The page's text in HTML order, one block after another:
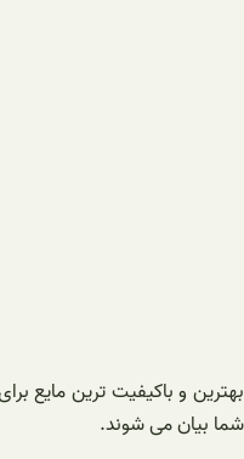
بهترین و باکیفیت ترین مایع
شما بیان می شوند.